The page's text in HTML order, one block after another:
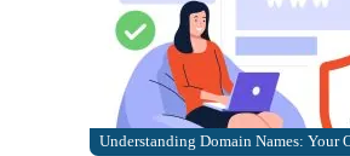
Understanding Domain Names: Your